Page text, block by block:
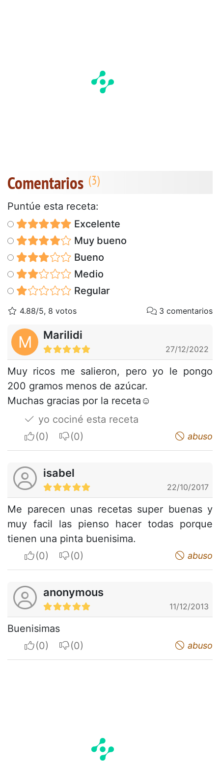
Comentarios
Puntúe esta receta:
Excelente
Muy bueno
Bueno
Medio
Regular
4.88/5, 8 votos 3 comentarios
M Marilidi
27/12/2022
Muy ricos me salieron, pero yo le pongo
200 gramos menos de azúcar.
Muchas gracias por la receta☺️
yo cociné esta receta
I apreciateI do not appreciate abuso
isabel
22/10/2017
Me parecen unas recetas super buenas y
muy facil las pienso hacer todas porque
tienen una pinta buenisima.
I apreciateI do not appreciate abuso
anonymous
11/12/2013
Buenisimas
I apreciateI do not appreciate abuso